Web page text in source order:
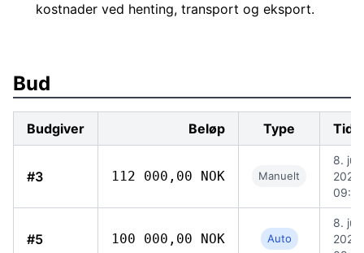
kostnader ved henting, transport og eksport.
Bud
Budgiver Beløp Type
#3 112 000,00 NOK Manuelt
8. juni
2026,
#5 100 000,00 NOK Auto
8. juni
2026,